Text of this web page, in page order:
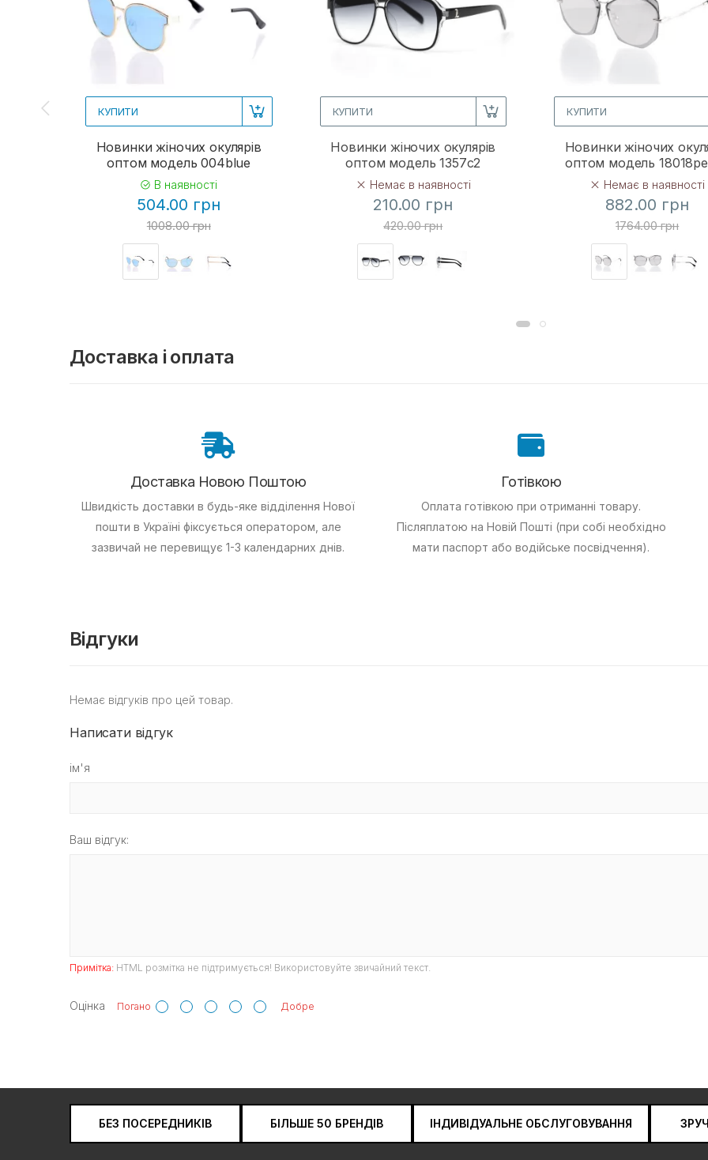
КУПИТИ
Новинки жіночих окулярів
оптом модель 004blue
В наявності
504.00 грн
1008.00 грн
КУПИТИ
Новинки жіночих окулярів
оптом модель 1357c2
Немає в наявності
210.00 грн
420.00 грн
КУПИТИ
Новинки жіночих
оптом модель
Немає в наявності
882.00 грн
1764.00 грн
Доставка і оплата
Доставка Новою Поштою
Швидкість доставки в будь-яке відділення Нової
пошти в Україні фіксується оператором, але
зазвичай не перевищує 1-3 календарних днів.
Готівкою
Оплата готівкою при отриманні товару.
Післяплатою на Новій Пошті (при собі необхідно
мати паспорт або водійське посвідчення).
Відгуки
Немає відгуків про цей товар.
Написати відгук
ім'я
Ваш відгук:
Примітка: HTML розмітка не підтримується! Використовуйте звичайний текст.
Оцінка Погано Добре
БЕЗ ПОСЕРЕДНИКІВ БІЛЬШЕ 50 БРЕНДІВ ІНДИВІДУАЛЬНЕ ОБСЛУГОВУВАННЯ